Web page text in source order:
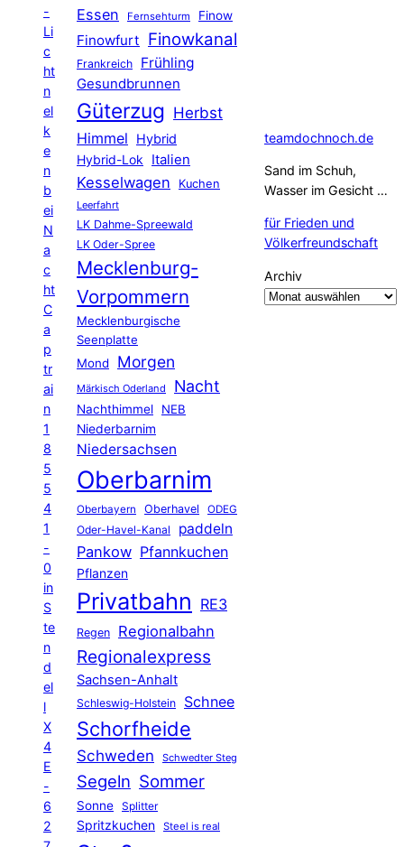
-
Li
c
ht
n
el
k
e
n
b
ei
N
a
c
ht
C
a
p
tr
ai
n
1
8
5
5
4
1
-
0
in
S
te
n
d
el
l
X
4
E
-
6
2
Essen Fernsehturm Finow
Finowfurt Finowkanal
Frankreich Frühling
Gesundbrunnen
Güterzug Herbst
Himmel
Hybrid
Hybrid-Lok Italien
Kesselwagen Kuchen
Leerfahrt
LK Dahme-Spreewald
LK Oder-Spree
Mecklenburg-
Vorpommern
Mecklenburgische
Seenplatte
Mond
Morgen
Märkisch Oderland Nacht
Nachthimmel
NEB
Niederbarnim
Niedersachsen
Oberbarnim
Oberbayern Oberhavel ODEG
Oder-Havel-Kanal paddeln
Pankow Pfannkuchen
Pflanzen
Privatbahn RE3
Regen Regionalbahn
Regionalexpress
Sachsen-Anhalt
Schleswig-Holstein Schnee
Schorfheide
Schweden Schwedter Steg
Segeln Sommer
Sonne Splitter
Spritzkuchen Steel is real
teamdochnoch.de
Sand im Schuh,
Wasser im Gesicht …
für Frieden und
Völkerfreundschaft
Archiv